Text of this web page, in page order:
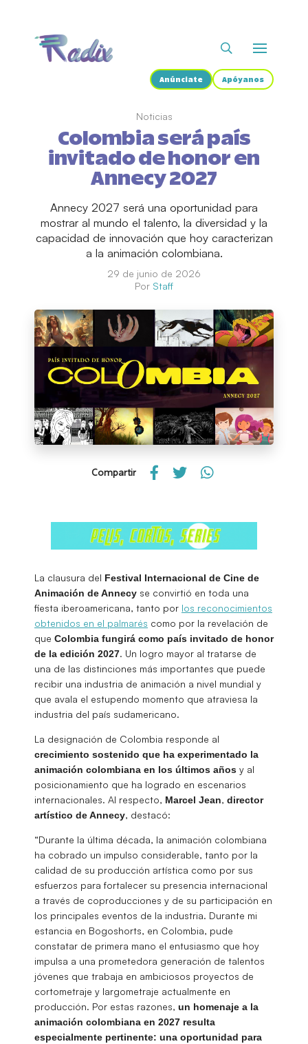
Anúnciate Apóyanos
Noticias
Colombia será país
invitado de honor en
Annecy 2027
Annecy 2027 será una oportunidad para
mostrar al mundo el talento, la diversidad y la
capacidad de innovación que hoy caracterizan
a la animación colombiana.
29 de junio de 2026
Por Staff
Compartir
La clausura del Festival Internacional de Cine de
Animación de Annecy se convirtió en toda una
fiesta iberoamericana, tanto por los reconocimientos
obtenidos en el palmarés como por la revelación de
que Colombia fungirá como país invitado de honor
de la edición 2027. Un logro mayor al tratarse de
una de las distinciones más importantes que puede
recibir una industria de animación a nivel mundial y
que avala el estupendo momento que atraviesa la
industria del país sudamericano.
La designación de Colombia responde al
crecimiento sostenido que ha experimentado la
animación colombiana en los últimos años y al
posicionamiento que ha logrado en escenarios
internacionales. Al respecto, Marcel Jean, director
artístico de Annecy, destacó:
“Durante la última década, la animación colombiana
ha cobrado un impulso considerable, tanto por la
calidad de su producción artística como por sus
esfuerzos para fortalecer su presencia internacional
a través de coproducciones y de su participación en
los principales eventos de la industria. Durante mi
estancia en Bogoshorts, en Colombia, pude
constatar de primera mano el entusiasmo que hoy
impulsa a una prometedora generación de talentos
jóvenes que trabaja en ambiciosos proyectos de
cortometraje y largometraje actualmente en
producción. Por estas razones, un homenaje a la
animación colombiana en 2027 resulta
especialmente pertinente: una oportunidad para